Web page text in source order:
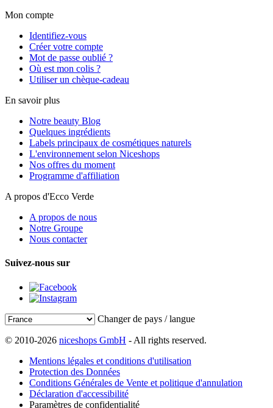
Mon compte
Identifiez-vous
Créer votre compte
Mot de passe oublié ?
Où est mon colis ?
Utiliser un chèque-cadeau
En savoir plus
Notre beauty Blog
Quelques ingrédients
Labels principaux de cosmétiques naturels
L'environnement selon Niceshops
Nos offres du moment
Programme d'affiliation
A propos d'Ecco Verde
A propos de nous
Notre Groupe
Nous contacter
Suivez-nous sur
Changer de pays / langue
© 2010-2026 niceshops GmbH - All rights reserved.
Mentions légales et conditions d'utilisation
Protection des Données
Conditions Générales de Vente et politique d'annulation
Déclaration d'accessibilité
Paramètres de confidentialité